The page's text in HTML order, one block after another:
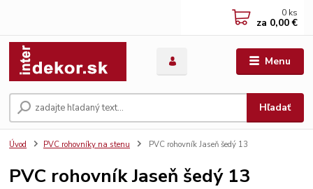
Menu
Hľadať
0 ks
za 0,00 €
Úvod PVC rohovníky na stenu PVC rohovník Jaseň šedý 13
PVC rohovník Jaseň šedý 13